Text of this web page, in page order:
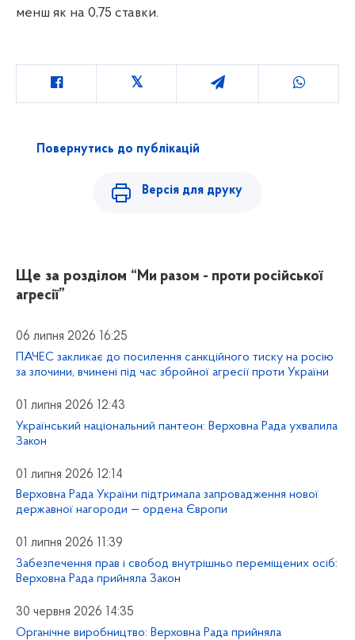
менш як на 0,75 ставки.
Повернутись до публікацій
Версія для друку
Ще за розділом “Ми разом - проти російської
агресії”
06 липня 2026 16:25
ПАЧЕС закликає до посилення санкційного тиску на росію
за злочини, вчинені під час збройної агресії проти України
01 липня 2026 12:43
Український національний пантеон: Верховна Рада ухвалила
Закон
01 липня 2026 12:14
Верховна Рада України підтримала запровадження нової
державної нагороди — ордена Європи
01 липня 2026 11:39
Забезпечення прав і свобод внутрішньо переміщених осіб:
Верховна Рада прийняла Закон
30 червня 2026 14:35
Органічне виробництво: Верховна Рада прийняла